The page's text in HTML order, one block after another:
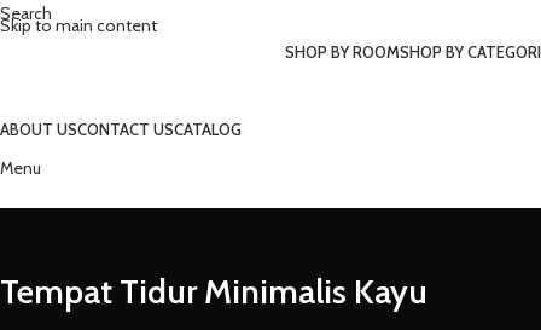
Skip to main content
Search
SHOP BY ROOMSHOP BY CATEGORI
ABOUT USCONTACT USCATALOG
Menu
Tempat Tidur Minimalis Kayu